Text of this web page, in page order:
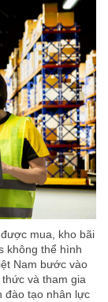
mua, kho bãi
không thể hình
Nam bước vào
và tham gia
đào tạo nhân lực